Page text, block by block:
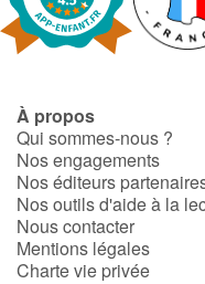
À propos
Qui sommes-nous ?
Nos engagements
Nos éditeurs
Nos outils d'aide à la
Nous contacter
Mentions légales
Charte vie privée